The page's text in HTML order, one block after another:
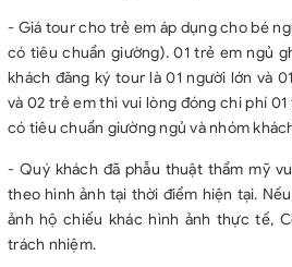
- Giá tour cho trẻ em áp dụng cho bé
có tiêu chuẩn giường). 01 trẻ em ngủ
khách đăng ký tour là 01 người lớn và
và 02 trẻ em thì vui lòng đóng chi phí
có tiêu chuẩn giường ngủ và nhóm
- Quý khách đã phẫu thuật thẩm mỹ
theo hình ảnh tại thời điểm hiện tại.
ảnh hộ chiếu khác hình ảnh thực tế,
trách nhiệm.